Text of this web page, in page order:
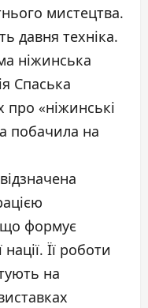
мистецтва.
давня техніка.
ніжинська
Спаська
про «ніжинські
побачила на
що формує
Її роботи
на